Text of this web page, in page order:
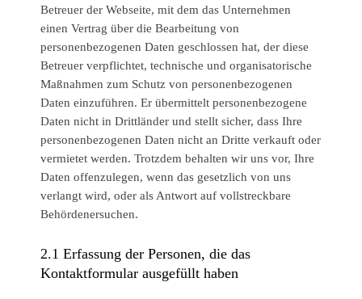
Betreuer der Webseite, mit dem das Unternehmen
einen Vertrag über die Bearbeitung von
personenbezogenen Daten geschlossen hat, der diese
Betreuer verpflichtet, technische und organisatorische
Maßnahmen zum Schutz von personenbezogenen
Daten einzuführen. Er übermittelt personenbezogene
Daten nicht in Drittländer und stellt sicher, dass Ihre
personenbezogenen Daten nicht an Dritte verkauft oder
vermietet werden. Trotzdem behalten wir uns vor, Ihre
Daten offenzulegen, wenn das gesetzlich von uns
verlangt wird, oder als Antwort auf vollstreckbare
Behördenersuchen.
2.1 Erfassung der Personen, die das
Kontaktformular ausgefüllt haben